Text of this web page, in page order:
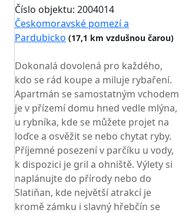
Číslo objektu: 2004014
Českomoravské pomezí a
Pardubicko (17,1 km vzdušnou čarou)
Dokonalá dovolená pro každého,
kdo se rád koupe a miluje rybaření.
Apartmán se samostatným vchodem
je v přízemí domu hned vedle mlýna,
u rybníka, kde se můžete projet na
loďce a osvěžit se nebo chytat ryby.
Příjemné posezení v parčíku u vody,
k dispozici je gril a ohniště. Výlety si
naplánujte do přírody nebo do
Slatiňan, kde největší atrakcí je
kromě zámku i slavný hřebčín se